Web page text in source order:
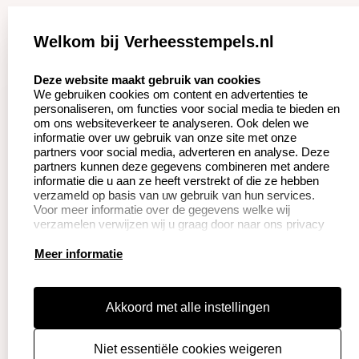
Zakelijk:
Betaling &
Verzending
Wederverkoper
worden
Klantenservice:
Veel gestelde vragen
Herroepingsrecht
Retourneren
Productinformatie:
Instructie voor
Aanleverspecificaties
Safety Sheets
Welkom bij Verheesstempels.nl
Deze website maakt gebruik van cookies
We gebruiken cookies om content en advertenties te
personaliseren, om functies voor social media te bieden en
om ons websiteverkeer te analyseren. Ook delen we
informatie over uw gebruik van onze site met onze
partners voor social media, adverteren en analyse. Deze
partners kunnen deze gegevens combineren met andere
informatie die u aan ze heeft verstrekt of die ze hebben
verzameld op basis van uw gebruik van hun services.
Voor meer informatie over de gegevens welke wij
verzamelen verwijzen wij u graag door naar ons privacy
Meer informatie
Akkoord met alle instellingen
Niet essentiële cookies weigeren